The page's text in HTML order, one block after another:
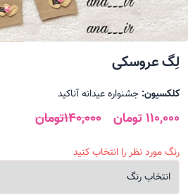
لِگ عروسکی
کلکسیون: جشنواره عیدانه آناکید
110,000 تومان 140,000تومان
رنگ مورد نظر را انتخاب کنید